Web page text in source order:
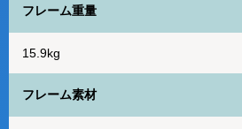
フレーム重量
15.9kg
フレーム素材